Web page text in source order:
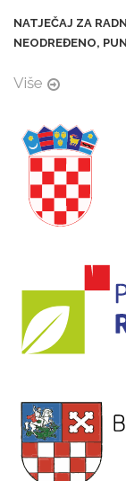
NATJEČAJ ZA
NEODREĐENO,
Više